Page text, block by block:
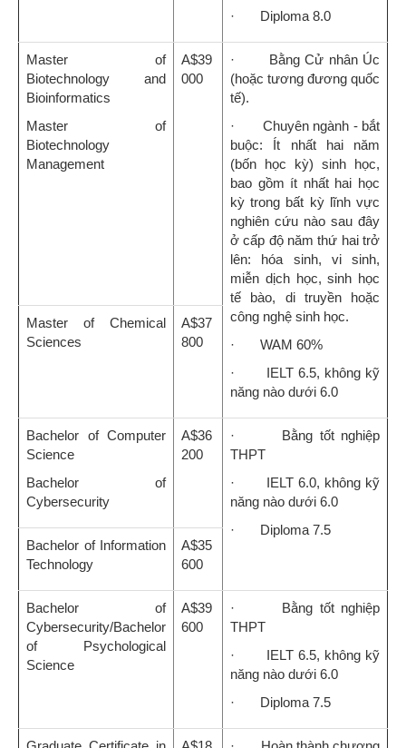
· Diploma 8.0
Master of
Biotechnology and
Bioinformatics
Master of
Biotechnology
Management
A$39
000
· Bằng Cử nhân Úc
(hoặc tương đương quốc
tế).
· Chuyên ngành - bắt
buộc: Ít nhất hai năm
(bốn học kỳ) sinh học,
bao gồm ít nhất hai học
kỳ trong bất kỳ lĩnh vực
nghiên cứu nào sau đây
ở cấp độ năm thứ hai trở
lên: hóa sinh, vi sinh,
miễn dịch học, sinh học
tế bào, di truyền hoặc
công nghệ sinh học.
· WAM 60%
· IELT 6.5, không kỹ
năng nào dưới 6.0
Master of Chemical
Sciences
A$37
800
Bachelor of Computer
Science
Bachelor of
Cybersecurity
A$36
200
· Bằng tốt nghiệp
THPT
· IELT 6.0, không kỹ
năng nào dưới 6.0
· Diploma 7.5
Bachelor of Information
Technology
A$35
600
Bachelor of
Cybersecurity/Bachelor
of Psychological
Science
A$39
600
· Bằng tốt nghiệp
THPT
· IELT 6.5, không kỹ
năng nào dưới 6.0
· Diploma 7.5